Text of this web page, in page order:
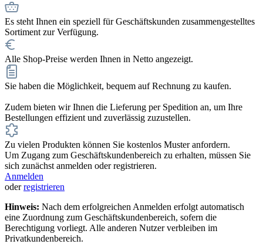
Es steht Ihnen ein speziell für Geschäftskunden zusammengestelltes
Sortiment zur Verfügung.
Alle Shop-Preise werden Ihnen in Netto angezeigt.
Sie haben die Möglichkeit, bequem auf Rechnung zu kaufen.
Zudem bieten wir Ihnen die Lieferung per Spedition an, um Ihre
Bestellungen effizient und zuverlässig zuzustellen.
Zu vielen Produkten können Sie kostenlos Muster anfordern.
Um Zugang zum Geschäftskundenbereich zu erhalten, müssen Sie
sich zunächst anmelden oder registrieren.
Anmelden
oderregistrieren
Hinweis: Nach dem erfolgreichen Anmelden erfolgt automatisch
eine Zuordnung zum Geschäftskundenbereich, sofern die
Berechtigung vorliegt. Alle anderen Nutzer verbleiben im
Privatkundenbereich.